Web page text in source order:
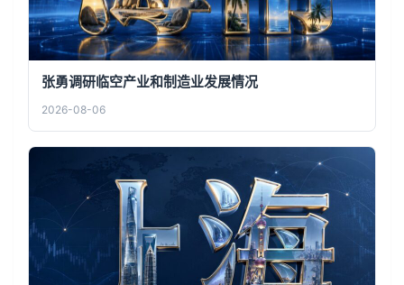
张勇调研临空产业和制造业发展情况
2026-08-06